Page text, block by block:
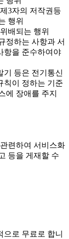
3자의 저작권등
행위
배되는 행위
정하는 사항과 서
항을 준수하여야
등은 전기통신
칙이 정하는 기준
에 장애를 주지
련하여 서비스화
등을 게재할 수
로 무료로 합니